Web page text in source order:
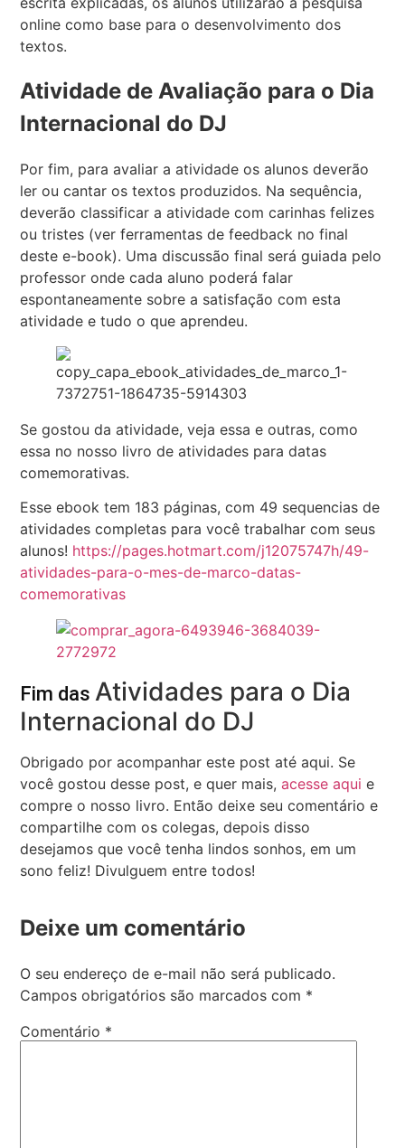
online como base para o desenvolvimento dos
textos.
Atividade de Avaliação para o Dia
Internacional do DJ
Por fim, para avaliar a atividade os alunos deverão
ler ou cantar os textos produzidos. Na sequência,
deverão classificar a atividade com carinhas felizes
ou tristes (ver ferramentas de feedback no final
deste e-book). Uma discussão final será guiada pelo
professor onde cada aluno poderá falar
espontaneamente sobre a satisfação com esta
atividade e tudo o que aprendeu.
Se gostou da atividade, veja essa e outras, como
essa no nosso livro de atividades para datas
comemorativas.
Esse ebook tem 183 páginas, com 49 sequencias de
atividades completas para você trabalhar com seus
alunos! https://pages.hotmart.com/j12075747h/49-
atividades-para-o-mes-de-marco-datas-
comemorativas
Fim das Atividades para o Dia
Internacional do DJ
Obrigado por acompanhar este post até aqui. Se
você gostou desse post, e quer mais,acesse aqui e
compre o nosso livro. Então deixe seu comentário e
compartilhe com os colegas, depois disso
desejamos que você tenha lindos sonhos, em um
sono feliz! Divulguem entre todos!
Deixe um comentário
O seu endereço de e-mail não será publicado.
Campos obrigatórios são marcados com *
Comentário *